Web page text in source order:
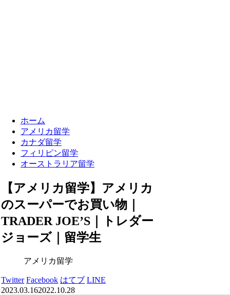
ホーム
アメリカ留学
カナダ留学
フィリピン留学
オーストラリア留学
【アメリカ留学】アメリカ
のスーパーでお買い物｜
TRADER JOE’S｜トレダー
ジョーズ｜留学生
アメリカ留学
Twitter Facebook はてブ LINE
2023.03.162022.10.28